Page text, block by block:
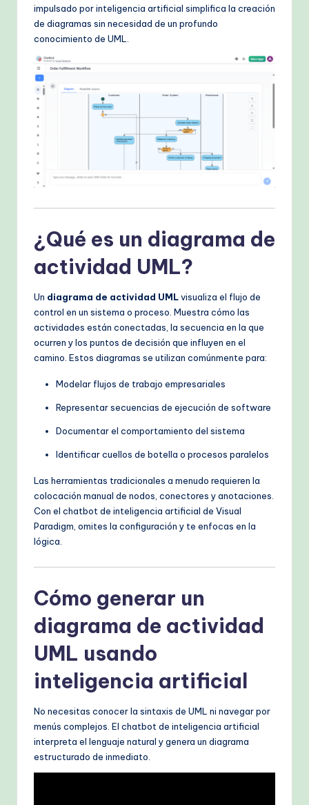
w
M
o
rn
d
impulsado por inteligencia artificial simplifica la creación
de diagramas sin necesidad de un profundo
conocimiento de UML.
¿Qué es un diagrama de
actividad UML?
Un diagrama de actividad UMLvisualiza el flujo de
control en un sistema o proceso. Muestra cómo las
actividades están conectadas, la secuencia en la que
ocurren y los puntos de decisión que influyen en el
camino. Estos diagramas se utilizan comúnmente para:
Modelar flujos de trabajo empresariales
Representar secuencias de ejecución de software
Documentar el comportamiento del sistema
Identificar cuellos de botella o procesos paralelos
Las herramientas tradicionales a menudo requieren la
colocación manual de nodos, conectores y anotaciones.
Con el chatbot de inteligencia artificial de Visual
Paradigm, omites la configuración y te enfocas en la
lógica.
Cómo generar un
diagrama de actividad
UML usando
inteligencia artificial
No necesitas conocer la sintaxis de UML ni navegar por
menús complejos. El chatbot de inteligencia artificial
interpreta el lenguaje natural y genera un diagrama
estructurado de inmediato.